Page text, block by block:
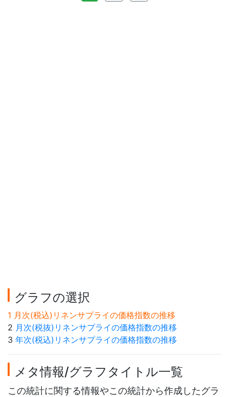
グラフの選択
1 月次(税込)リネンサプライの価格指数の推移
2 月次(税抜)リネンサプライの価格指数の推移
3 年次(税込)リネンサプライの価格指数の推移
メタ情報/グラフタイトル一覧
この統計に関する情報やこの統計から作成したグラ